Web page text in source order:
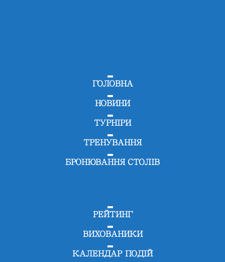
ГОЛОВНА
НОВИНИ
ТУРНІРИ
ТРЕНУВАННЯ
БРОНЮВАННЯ СТОЛІВ
РЕЙТИНГ
ВИХОВАНИКИ
КАЛЕНДАР ПОДІЙ